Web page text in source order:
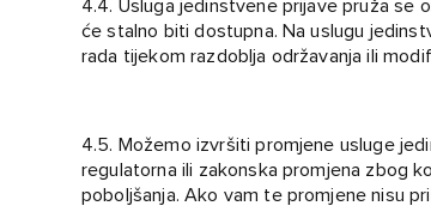
4.4. Usluga jedinstvene prijave pruža se
će stalno biti dostupna. Na uslugu
rada tijekom razdoblja održavanja ili
4.5. Možemo izvršiti promjene usluge
regulatorna ili zakonska promjena zbog
poboljšanja. Ako vam te promjene nisu